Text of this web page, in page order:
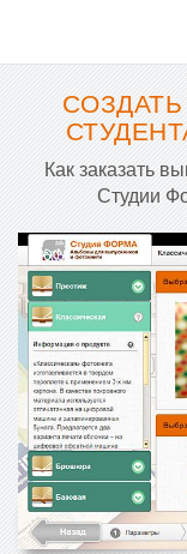
Как заказать
Студии